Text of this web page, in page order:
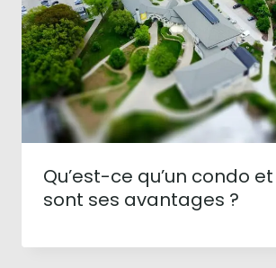
Qu’est-ce qu’un condo
sont ses avantages ?